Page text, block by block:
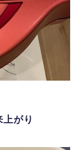
がり